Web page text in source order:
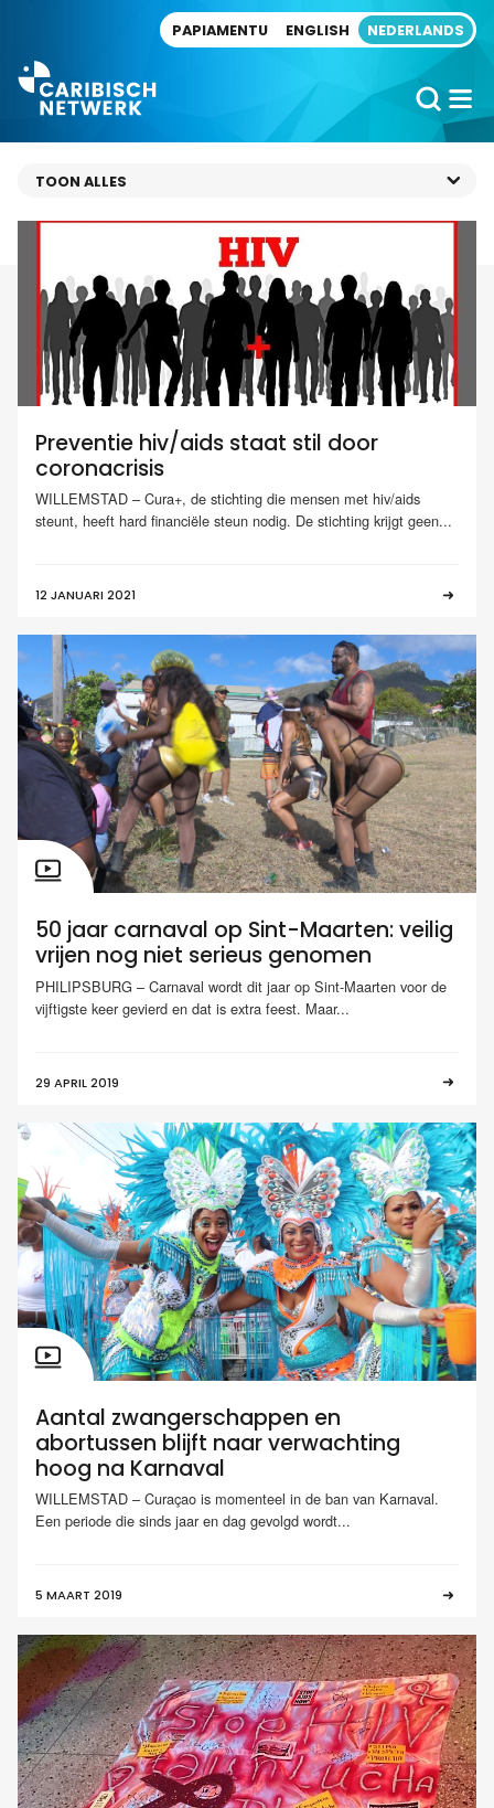
PAPIAMENTU ENGLISH NEDERLANDS
Preventie hiv/aids staat stil door
coronacrisis
WILLEMSTAD – Cura+, de stichting die mensen met hiv/aids
steunt, heeft hard financiële steun nodig. De stichting krijgt geen...
12 JANUARI 2021
50 jaar carnaval op Sint-Maarten: veilig
vrijen nog niet serieus genomen
PHILIPSBURG – Carnaval wordt dit jaar op Sint-Maarten voor de
vijftigste keer gevierd en dat is extra feest. Maar...
29 APRIL 2019
Aantal zwangerschappen en
abortussen blijft naar verwachting
hoog na Karnaval
WILLEMSTAD – Curaçao is momenteel in de ban van Karnaval.
Een periode die sinds jaar en dag gevolgd wordt...
5 MAART 2019